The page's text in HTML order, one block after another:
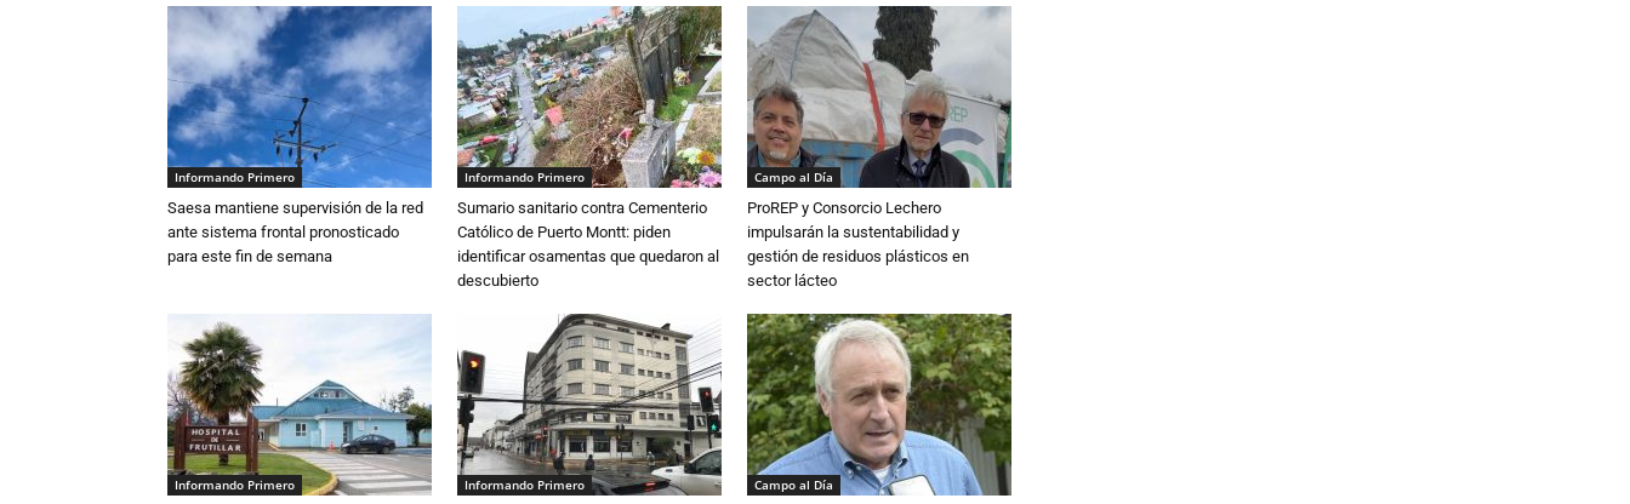
Informando Primero
Saesa mantiene supervisión de la red
ante sistema frontal pronosticado
para este fin de semana
Informando Primero
Sumario sanitario contra Cementerio
Católico de Puerto Montt: piden
identificar osamentas que quedaron al
descubierto
Campo al Día
ProREP y Consorcio Lechero
impulsarán la sustentabilidad y
gestión de residuos plásticos en
sector lácteo
Informando Primero Informando Primero Campo al Día